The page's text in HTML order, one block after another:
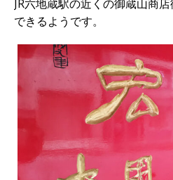
c
e
b
o
e e
n
a
r
e
a
d
s
JR六地蔵駅の近くの御蔵山商
できるようです。